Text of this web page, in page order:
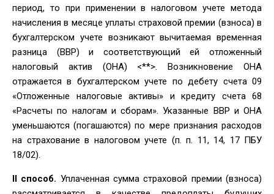
период, то при применении в налоговом учете метода
начисления в месяце уплаты страховой премии (взноса) в
бухгалтерском учете возникают вычитаемая временная
разница (ВВР) и соответствующий ей отложенный
налоговый актив (ОНА) <**>. Возникновение ОНА
отражается в бухгалтерском учете по дебету счета 09
«Отложенные налоговые активы» и кредиту счета 68
«Расчеты по налогам и сборам». Указанные ВВР и ОНА
уменьшаются (погашаются) по мере признания расходов
на страхование в налоговом учете (п. п. 11, 14, 17 ПБУ
18/02).
II способ. Уплаченная сумма страховой премии (взноса)